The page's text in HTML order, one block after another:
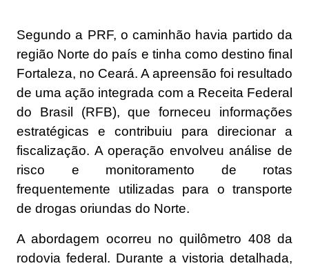
Segundo a PRF, o caminhão havia partido da
região Norte do país e tinha como destino final
Fortaleza, no Ceará. A apreensão foi resultado
de uma ação integrada com a Receita Federal
do Brasil (RFB), que forneceu informações
estratégicas e contribuiu para direcionar a
fiscalização. A operação envolveu análise de
risco e monitoramento de rotas
frequentemente utilizadas para o transporte
de drogas oriundas do Norte.
A abordagem ocorreu no quilômetro 408 da
rodovia federal. Durante a vistoria detalhada,